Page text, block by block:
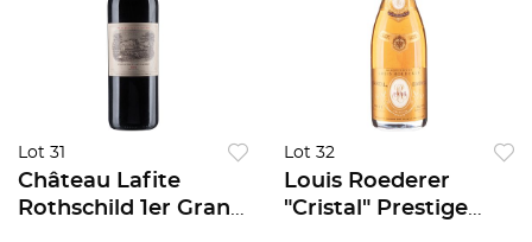
Lot 31
Château Lafite
Rothschild 1er Grand
Lot 32
Louis Roederer
"Cristal" Prestige